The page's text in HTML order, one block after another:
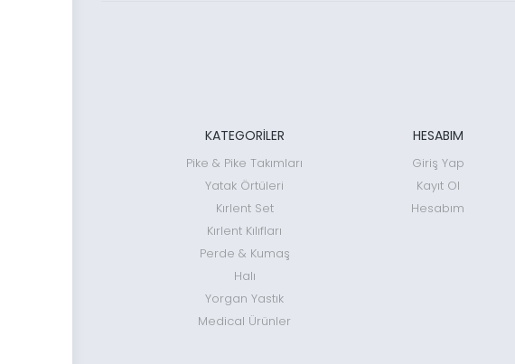
KATEGORİLER
Pike & Pike Takımları
Yatak Örtüleri
Kırlent Set
Kırlent Kılıfları
Perde & Kumaş
Halı
Yorgan Yastık
Medical Ürünler
HESABIM
Giriş Yap
Kayıt Ol
Hesabım